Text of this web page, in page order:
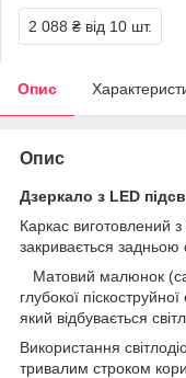
2 088 ₴ від 10 шт.
Опис
Опис
Дзеркало з LED
Каркас
закривається задньою
Матовий малюнок
глубокої
який відбувається
Використання
тривалим строком